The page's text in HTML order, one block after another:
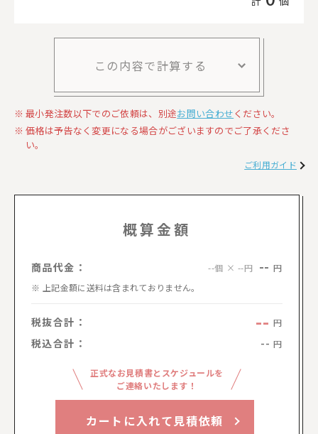
この内容で計算する
最小発注数以下でのご依頼は、別途お問い合わせください。
価格は予告なく変更になる場合がございますのでご了承くださ
い。
ご利用ガイド
概算金額
商品代金： --個 × --円 -- 円
上記金額に送料は含まれておりません。
税抜合計： -- 円
税込合計： -- 円
正式なお見積書とスケジュールを
ご連絡いたします！
カートに入れて見積依頼